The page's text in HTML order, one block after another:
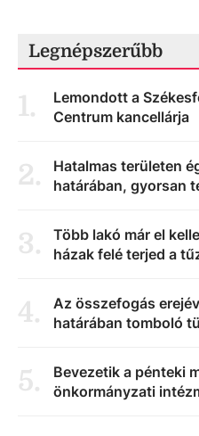
Legnépszerűbb
1.
Lemondott a
Centrum kancellárja
2.
Hatalmas területen
határában, gyorsan
3.
Több lakó már el
házak felé terjed a
4.
Az összefogás
határában tomboló
5.
Bevezetik a pénteki
önkormányzati